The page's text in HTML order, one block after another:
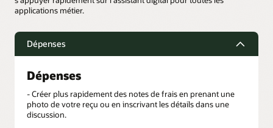
applications métier.
Dépenses
Dépenses
- Créer plus rapidement des notes de frais en prenant une
photo de votre reçu ou en inscrivant les détails dans une
discussion.